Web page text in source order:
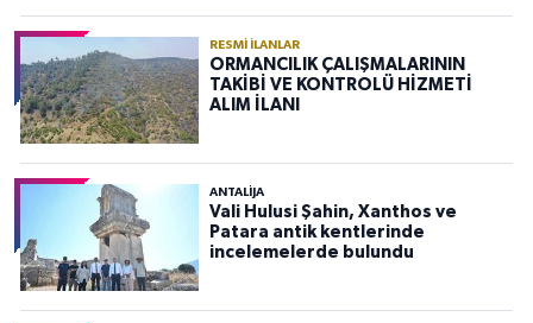
RESMI İLANLAR
ORMANCILIK ÇALIŞMALARININ
TAKİBİ VE KONTROLÜ HİZMETİ
ALIM İLANI
ANTALIJA
Vali Hulusi Şahin, Xanthos ve
Patara antik kentlerinde
incelemelerde bulundu